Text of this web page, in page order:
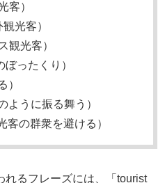
客）
光客）
観光客）
ぼったくり）
）
ように振る舞う）
客の群衆を避ける）
れるフレーズには、「tourist